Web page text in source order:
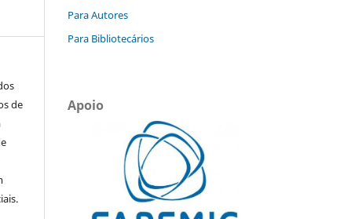
de
Para Autores
Para Bibliotecários
Apoio